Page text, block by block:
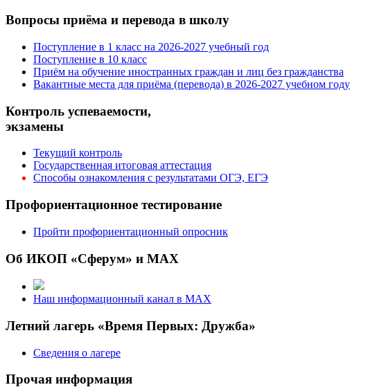
Вопросы приёма и перевода в школу
Поступление в 1 класс на 2026-2027 учебный год
Поступление в 10 класс
Приём на обучение иностранных граждан и лиц без гражданства
Вакантные места для приёма (перевода) в 2026-2027 учебном году
Контроль успеваемости,
экзамены
Текущий контроль
Государственная итоговая аттестация
Способы ознакомления с результатами ОГЭ, ЕГЭ
Профориентационное тестирование
Пройти профориентационный опросник
Об ИКОП «Сферум» и MAX
Наш информационный канал в MAX
Летний лагерь «Время Первых: Дружба»
Сведения о лагере
Прочая информация